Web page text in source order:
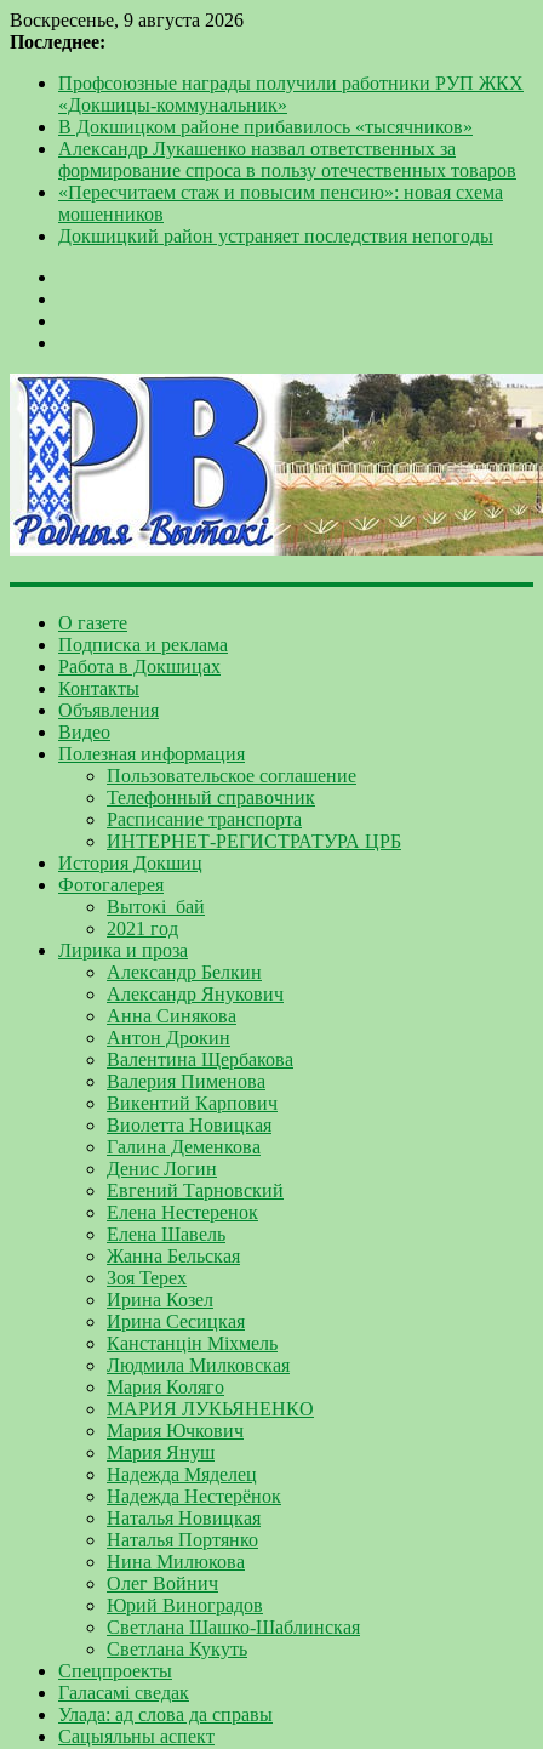
Воскресенье, 9 августа 2026
Последнее:
Профсоюзные награды получили работники РУП ЖКХ
«Докшицы-коммунальник»
В Докшицком районе прибавилось «тысячников»
Александр Лукашенко назвал ответственных за
формирование спроса в пользу отечественных товаров
«Пересчитаем стаж и повысим пенсию»: новая схема
мошенников
Докшицкий район устраняет последствия непогоды
О газете
Подписка и реклама
Работа в Докшицах
Контакты
Объявления
Видео
Полезная информация
Пользовательское соглашение
Телефонный справочник
Расписание транспорта
ИНТЕРНЕТ-РЕГИСТРАТУРА ЦРБ
История Докшиц
Фотогалерея
Вытокі_бай
2021 год
Лирика и проза
Александр Белкин
Александр Янукович
Анна Синякова
Антон Дрокин
Валентина Щербакова
Валерия Пименова
Викентий Карпович
Виолетта Новицкая
Галина Деменкова
Денис Логин
Евгений Тарновский
Елена Нестеренок
Елена Шавель
Жанна Бельская
Зоя Терех
Ирина Козел
Ирина Сесицкая
Канстанцін Міхмель
Людмила Милковская
Мария Коляго
МАРИЯ ЛУКЬЯНЕНКО
Мария Ючкович
Мария Януш
Надежда Мяделец
Надежда Нестерёнок
Наталья Новицкая
Наталья Портянко
Нина Милюкова
Олег Войнич
Юрий Виноградов
Светлана Шашко-Шаблинская
Светлана Кукуть
Спецпроекты
Галасамі сведак
Улада: ад слова да справы
Сацыяльны аспект